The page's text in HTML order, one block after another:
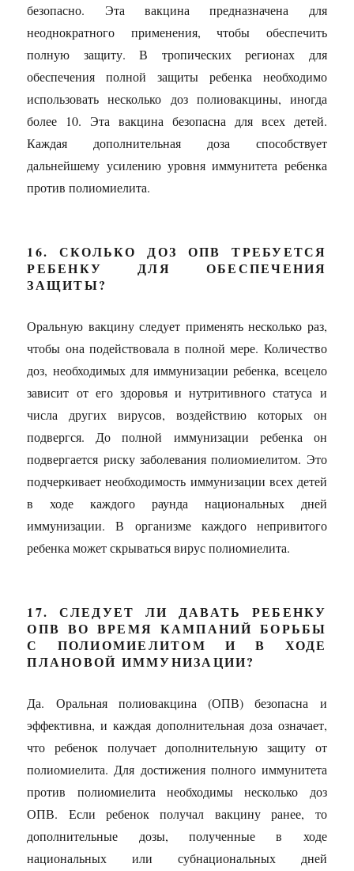
безопасно. Эта вакцина предназначена для
неоднократного применения, чтобы обеспечить
полную защиту. В тропических регионах для
обеспечения полной защиты ребенка необходимо
использовать несколько доз полиовакцины, иногда
более 10. Эта вакцина безопасна для всех детей.
Каждая дополнительная доза способствует
дальнейшему усилению уровня иммунитета ребенка
против полиомиелита.
16. СКОЛЬКО ДОЗ ОПВ ТРЕБУЕТСЯ
РЕБЕНКУ ДЛЯ ОБЕСПЕЧЕНИЯ
ЗАЩИТЫ?
Оральную вакцину следует применять несколько раз,
чтобы она подействовала в полной мере. Количество
доз, необходимых для иммунизации ребенка, всецело
зависит от его здоровья и нутритивного статуса и
числа других вирусов, воздействию которых он
подвергся. До полной иммунизации ребенка он
подвергается риску заболевания полиомиелитом. Это
подчеркивает необходимость иммунизации всех детей
в ходе каждого раунда национальных дней
иммунизации. В организме каждого непривитого
ребенка может скрываться вирус полиомиелита.
17. СЛЕДУЕТ ЛИ ДАВАТЬ РЕБЕНКУ
ОПВ ВО ВРЕМЯ КАМПАНИЙ БОРЬБЫ
С ПОЛИОМИЕЛИТОМ И В ХОДЕ
ПЛАНОВОЙ ИММУНИЗАЦИИ?
Да. Оральная полиовакцина (ОПВ) безопасна и
эффективна, и каждая дополнительная доза означает,
что ребенок получает дополнительную защиту от
полиомиелита. Для достижения полного иммунитета
против полиомиелита необходимы несколько доз
ОПВ. Если ребенок получал вакцину ранее, то
дополнительные дозы, полученные в ходе
национальных или субнациональных дней